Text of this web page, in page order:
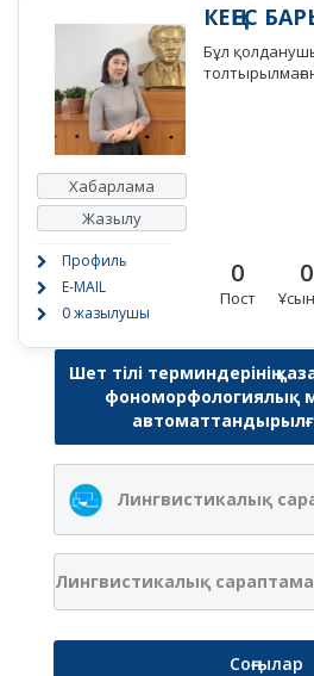
Хабарлама
Жазылу
Профиль
E-MAIL
0 жазылушы
КЕҢЕС
Бұл
0
Пост
0
Шет тілі терминдерінің
фономорфологиялық
Лингвистикалық
Лингвистикалық
Соңғылар